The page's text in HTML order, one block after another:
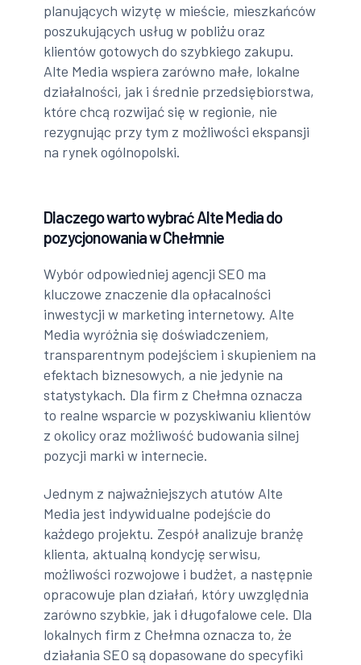
planujących wizytę w mieście, mieszkańców
poszukujących usług w pobliżu oraz
klientów gotowych do szybkiego zakupu.
Alte Media wspiera zarówno małe, lokalne
działalności, jak i średnie przedsiębiorstwa,
które chcą rozwijać się w regionie, nie
rezygnując przy tym z możliwości ekspansji
na rynek ogólnopolski.
Dlaczego warto wybrać Alte Media do
pozycjonowania w Chełmnie
Wybór odpowiedniej agencji SEO ma
kluczowe znaczenie dla opłacalności
inwestycji w marketing internetowy. Alte
Media wyróżnia się doświadczeniem,
transparentnym podejściem i skupieniem na
efektach biznesowych, a nie jedynie na
statystykach. Dla firm z Chełmna oznacza
to realne wsparcie w pozyskiwaniu klientów
z okolicy oraz możliwość budowania silnej
pozycji marki w internecie.
Jednym z najważniejszych atutów Alte
Media jest indywidualne podejście do
każdego projektu. Zespół analizuje branżę
klienta, aktualną kondycję serwisu,
możliwości rozwojowe i budżet, a następnie
opracowuje plan działań, który uwzględnia
zarówno szybkie, jak i długofalowe cele. Dla
lokalnych firm z Chełmna oznacza to, że
działania SEO są dopasowane do specyfiki